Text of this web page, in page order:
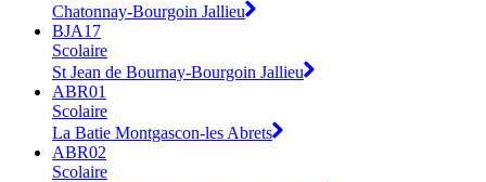
Chatonnay-Bourgoin Jallieu
BJA17
Scolaire
St Jean de Bournay-Bourgoin Jallieu
ABR01
Scolaire
La Batie Montgascon-les Abrets
ABR02
Scolaire